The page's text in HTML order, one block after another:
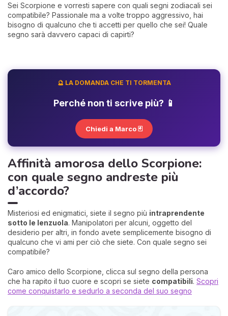
Sei Scorpione e vorresti sapere con quali segni zodiacali sei
compatibile? Passionale ma a volte troppo aggressivo, hai
bisogno di qualcuno che ti accetti per quello che sei! Quale
segno sarà davvero capaci di capirti?
🔮 LA DOMANDA CHE TI TORMENTA
Perché non ti scrive più? 📱
Chiedi a Marco 🃏
Affinità amorosa dello Scorpione:
con quale segno andreste più
d’accordo?
Misteriosi ed enigmatici, siete il segno più intraprendente
sotto le lenzuola. Manipolatori per alcuni, oggetto del
desiderio per altri, in fondo avete semplicemente bisogno di
qualcuno che vi ami per ciò che siete. Con quale segno sei
compatibile?
Caro amico dello Scorpione, clicca sul segno della persona
che ha rapito il tuo cuore e scopri se siete compatibili. Scopri
come conquistarlo e sedurlo a seconda del suo segno